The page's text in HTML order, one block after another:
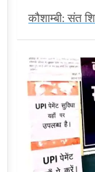
कौशाम्बी: संत